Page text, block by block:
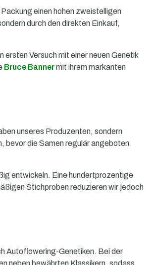
einen hohen zweistelligen
durch den direkten Einkauf,
Versuch mit einer neuen Genetik
Bruce Bannermit ihrem markanten
unseres Produzenten, sondern
bevor die Samen regulär angeboten
entwickeln. Eine hundertprozentige
Stichproben reduzieren wir jedoch
Autoflowering-Genetiken. Bei der
neben bewährten Klassikern, sodass